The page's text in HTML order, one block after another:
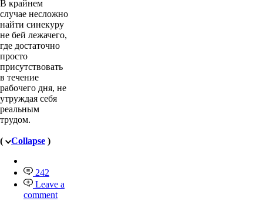
В крайнем
случае несложно
найти синекуру
не бей лежачего,
где достаточно
просто
присутствовать
в течение
рабочего дня, не
утруждая себя
реальным
трудом.
( Collapse )
242
Leave a
comment